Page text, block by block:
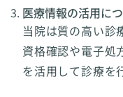
医療情報の活用に
当院は質の高い診
資格確認や電子処
を活用して診療を